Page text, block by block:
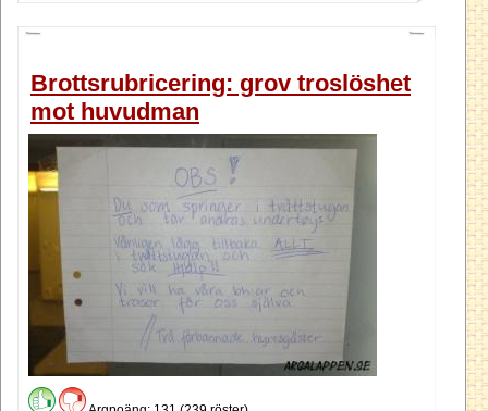
Brottsrubricering: grov troslöshet
mot huvudman